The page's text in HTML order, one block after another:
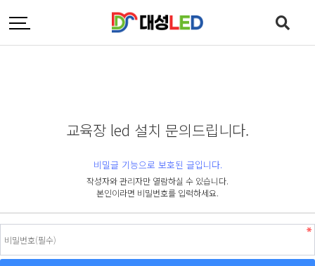
교육장 led 설치 문의드립니다.
비밀글 기능으로 보호된 글입니다.
작성자와 관리자만 열람하실 수 있습니다.
본인이라면 비밀번호를 입력하세요.